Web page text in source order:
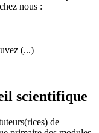
nous :
(...)
scientifique
de